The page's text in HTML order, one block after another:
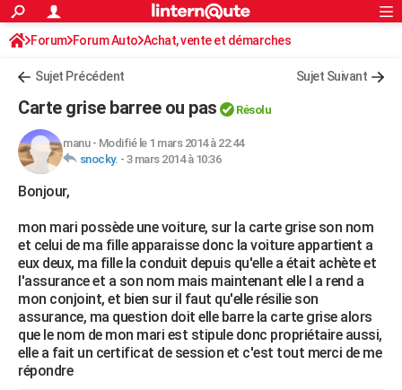
ACTUALITÉS
Politique
Société
Faits Divers
Education
Monde
Villes
+
FINANCE
Retraite
Impôts
Epargne
Immobilier
Risques naturels par ville
Banque
Assurance
Crédit
AUTO
Essais
Réserver un essai
Citadines
Berlines
SUV
Forum auto
+HIGH-TECH
Mobiles
Meilleur smartphone
Internet
Ordinateurs
Jeux vidéo
Guide high-tech
+BRICOLAGE
Forum
Aménagement intérieur
Extérieur
Cuisine
Salle de bains
Jardinage
Rangement
WEEK-END
Guides de France
Patrimoine
Week-end nature
LIFESTYLE
Art de vivre
Bien-être
Loisirs
ModeModes de vie
SANTE
Alimentation
Guide de la santé
Maladies
Médicaments
Sommeil
S'inscrire
Connexion
Forum Forum Auto Achat, vente et démarches
Démarches administratives
Sujet Précédent Sujet Suivant
Carte grise barree ou pas Résolu
manu- Modifié le 1 mars 2014 à 22:44
snocky. - 3 mars 2014 à 10:36
Bonjour,
mon mari possède une voiture, sur la carte grise son nom
et celui de ma fille apparaisse donc la voiture appartient a
eux deux, ma fille la conduit depuis qu'elle a était achète et
l'assurance et a son nom mais maintenant elle l a rend a
mon conjoint, et bien sur il faut qu'elle résilie son
assurance, ma question doit elle barre la carte grise alors
que le nom de mon mari est stipule donc propriétaire aussi,
elle a fait un certificat de session et c'est tout merci de me
répondre